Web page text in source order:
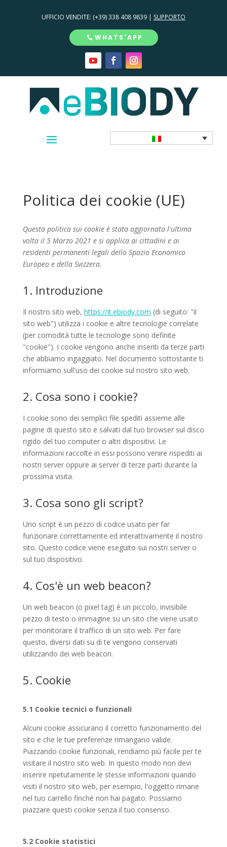
UFFICIO VENDITE: (+39) 338 408 9839 | SUPPORTO
WHATS'APP
Politica dei cookie (UE)
Questa politica sui cookie è stata aggiornata l'ultima
volta il 5 Marzo 2021 e si applica ai cittadini e ai
residenti permanenti legali dello Spazio Economico
Europeo e della Svizzera.
1. Introduzione
Il nostro sito web, https://it.ebiody.com (di seguito: "il
sito web") utilizza i cookie e altre tecnologie correlate
(per comodità tutte le tecnologie sono definite
"cookie"). I cookie vengono anche inseriti da terze parti
che abbiamo ingaggiato. Nel documento sottostante ti
informiamo sull'uso dei cookie sul nostro sito web.
2. Cosa sono i cookie?
I cookie sono dei semplici file spediti assieme alle
pagine di questo sito e salvati dal tuo browser sul disco
rigido del tuo computer o altri dispositivi. Le
informazioni raccolte in essi possono venire rispediti ai
nostri server oppure ai server di terze parti durante la
prossima visita.
3. Cosa sono gli script?
Uno script è un pezzo di codice usato per far
funzionare correttamente ed interattivamente il nostro
sito. Questo codice viene eseguito sui nostri server o
sul tuo dispositivo.
4. Cos'è un web beacon?
Un web beacon (o pixel tag) è un piccolo, invisibile
pezzo di testo o immagine su un sito che viene usato
per monitorare il traffico di un sito web. Per fare
questo, diversi dati su di te vengono conservati
utilizzando dei web beacon.
5. Cookie
5.1 Cookie tecnici o funzionali
Alcuni cookie assicurano il corretto funzionamento del
sito e che le tue preferenze rimangano valide.
Piazzando cookie funzionali, rendiamo più facile per te
visitare il nostro sito web. In questo modo non devi
inserire ripetutamente le stesse informazioni quando
visiti il nostro sito web, per esempio, l'oggetto rimane
nel tuo carrello finché non hai pagato. Possiamo
piazzare questi cookie senza il tuo consenso.
5.2 Cookie statistici